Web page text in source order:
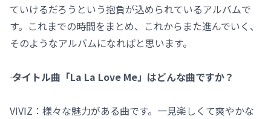
ていけるだろうという抱負が込められているアルバムで
す。これまでの時間をまとめ、これからまた進んでいく、
そのようなアルバムになればと思います。
―― タイトル曲「La La Love Me」はどんな曲ですか？
VIVIZ：様々な魅力がある曲です。一見楽しくて爽やかな